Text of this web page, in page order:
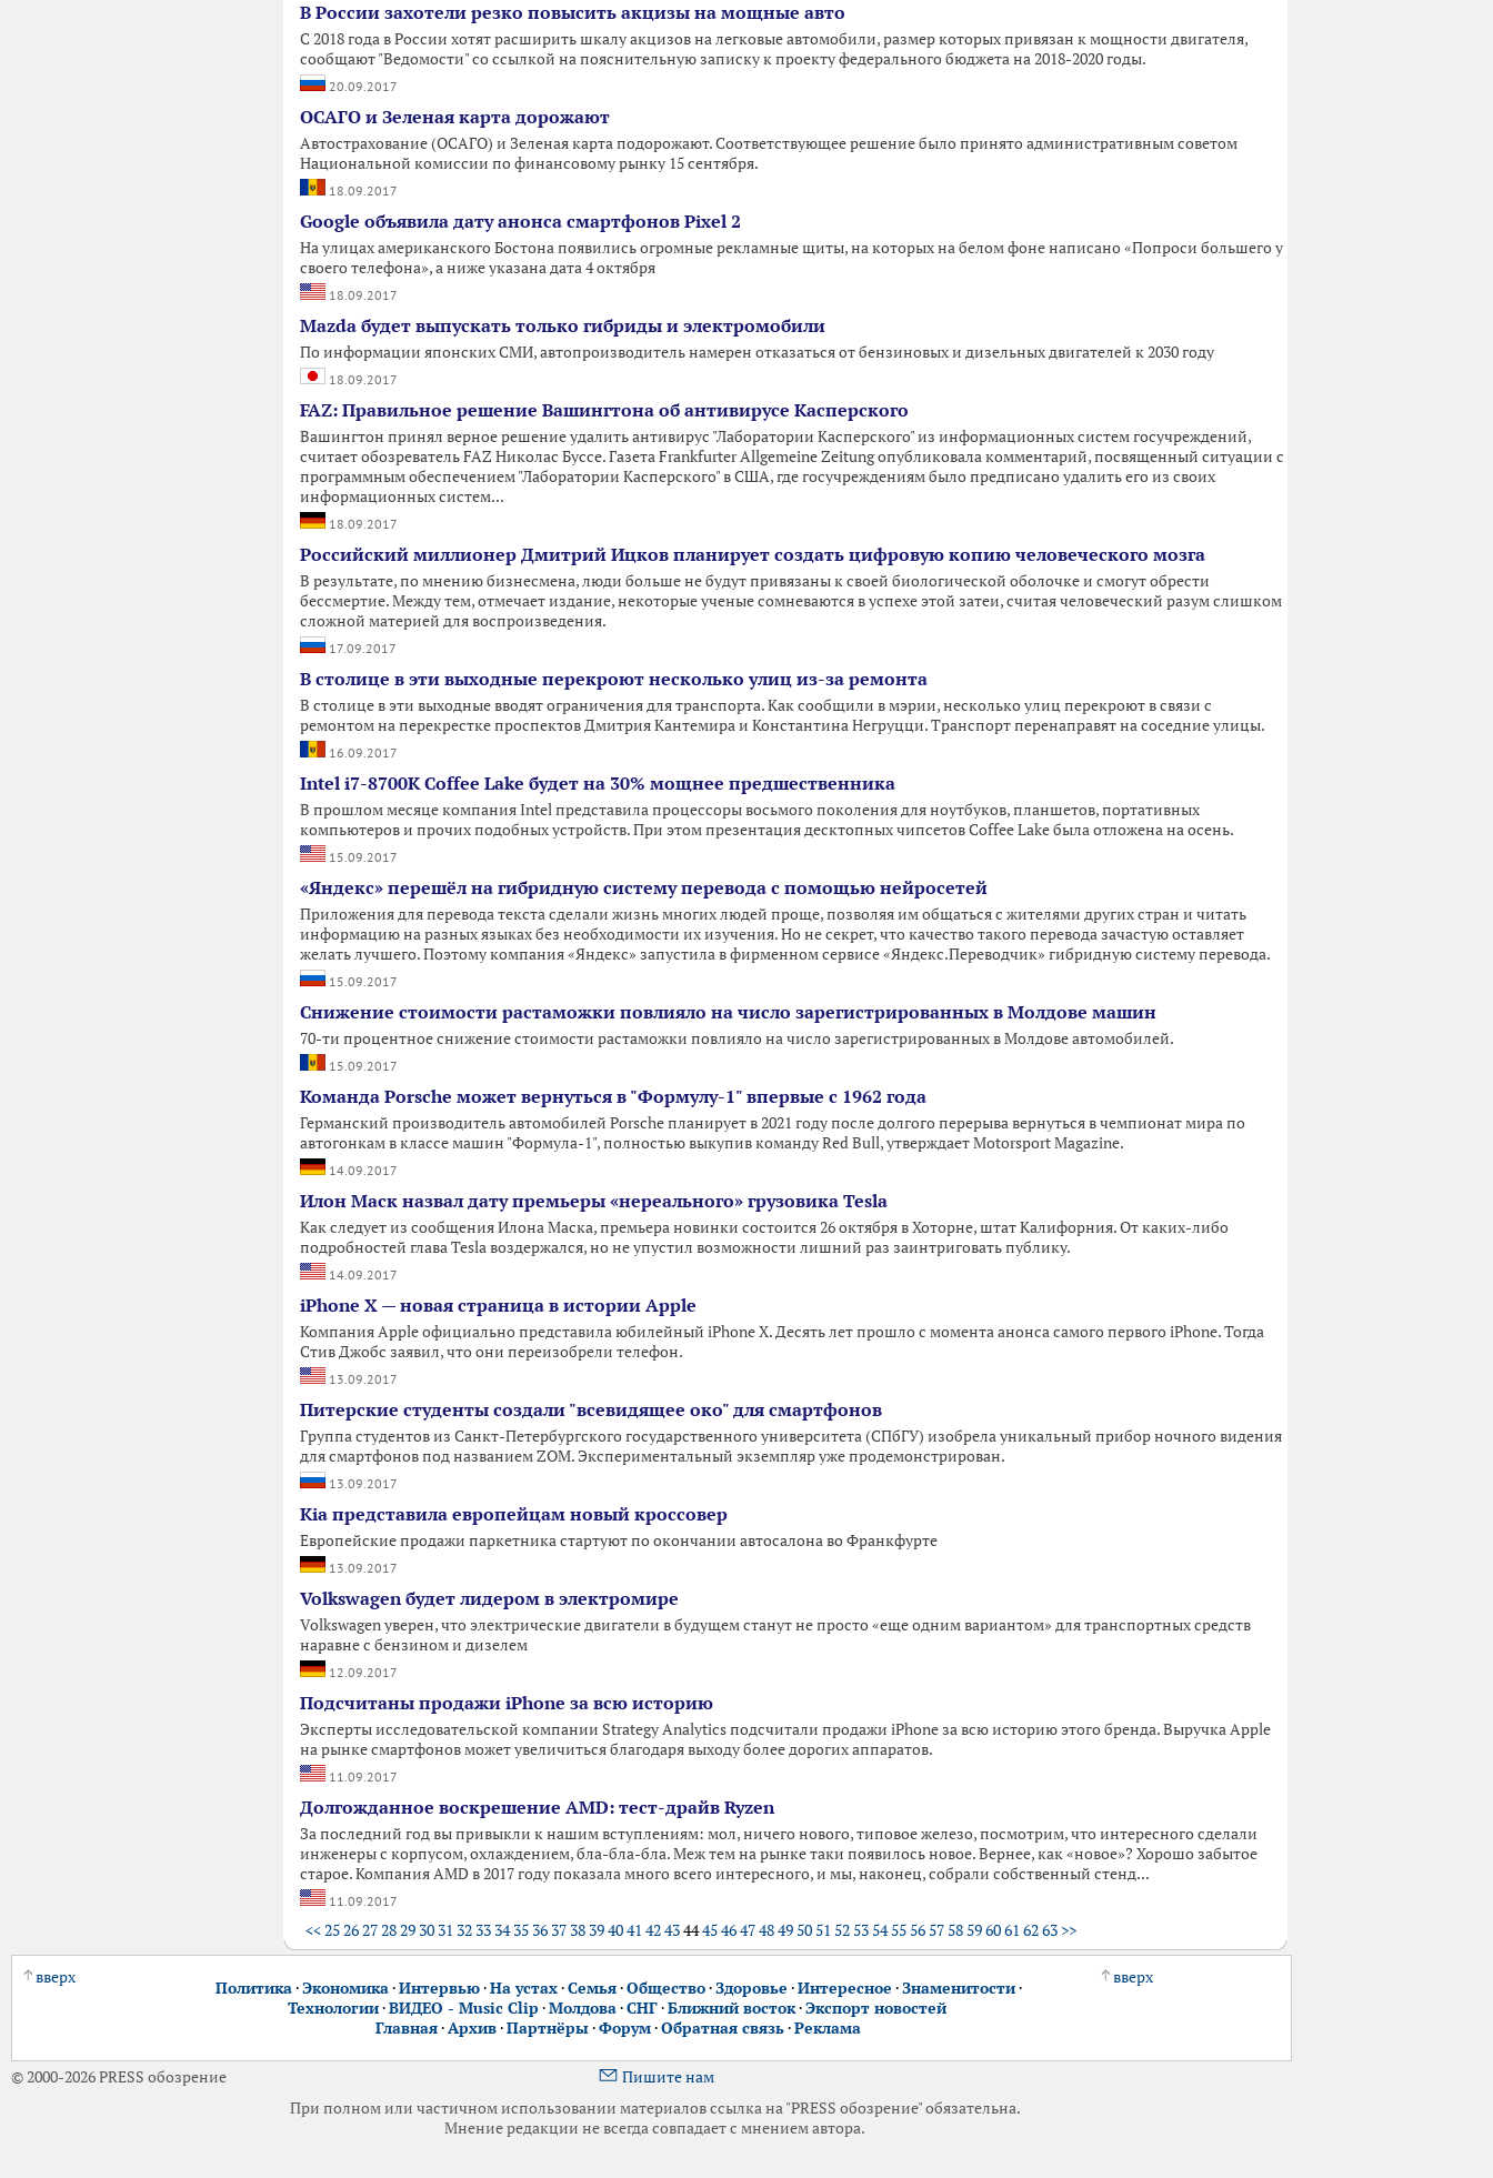
В России захотели резко повысить акцизы на мощные авто
С 2018 года в России хотят расширить шкалу акцизов на легковые автомобили, размер которых привязан к мощности двигателя,
сообщают "Ведомости" со ссылкой на пояснительную записку к проекту федерального бюджета на 2018-2020 годы.
20.09.2017
ОСАГО и Зеленая карта дорожают
Автострахование (ОСАГО) и Зеленая карта подорожают. Соответствующее решение было принято административным советом
Национальной комиссии по финансовому рынку 15 сентября.
18.09.2017
Google объявила дату анонса смартфонов Pixel 2
На улицах американского Бостона появились огромные рекламные щиты, на которых на белом фоне написано «Попроси большего у
своего телефона», а ниже указана дата 4 октября
18.09.2017
Mazda будет выпускать только гибриды и электромобили
По информации японских СМИ, автопроизводитель намерен отказаться от бензиновых и дизельных двигателей к 2030 году
18.09.2017
FAZ: Правильное решение Вашингтона об антивирусе Касперского
Вашингтон принял верное решение удалить антивирус "Лаборатории Касперского" из информационных систем госучреждений,
считает обозреватель FAZ Николас Буссе. Газета Frankfurter Allgemeine Zeitung опубликовала комментарий, посвященный ситуации с
программным обеспечением "Лаборатории Касперского" в США, где госучреждениям было предписано удалить его из своих
информационных систем...
18.09.2017
Российский миллионер Дмитрий Ицков планирует создать цифровую копию человеческого мозга
В результате, по мнению бизнесмена, люди больше не будут привязаны к своей биологической оболочке и смогут обрести
бессмертие. Между тем, отмечает издание, некоторые ученые сомневаются в успехе этой затеи, считая человеческий разум слишком
сложной материей для воспроизведения.
17.09.2017
В столице в эти выходные перекроют несколько улиц из-за ремонта
В столице в эти выходные вводят ограничения для транспорта. Как сообщили в мэрии, несколько улиц перекроют в связи с
ремонтом на перекрестке проспектов Дмитрия Кантемира и Константина Негруцци. Транспорт перенаправят на соседние улицы.
16.09.2017
Intel i7-8700K Coffee Lake будет на 30% мощнее предшественника
В прошлом месяце компания Intel представила процессоры восьмого поколения для ноутбуков, планшетов, портативных
компьютеров и прочих подобных устройств. При этом презентация десктопных чипсетов Coffee Lake была отложена на осень.
15.09.2017
«Яндекс» перешёл на гибридную систему перевода с помощью нейросетей
Приложения для перевода текста сделали жизнь многих людей проще, позволяя им общаться с жителями других стран и читать
информацию на разных языках без необходимости их изучения. Но не секрет, что качество такого перевода зачастую оставляет
желать лучшего. Поэтому компания «Яндекс» запустила в фирменном сервисе «Яндекс.Переводчик» гибридную систему перевода.
15.09.2017
Снижение стоимости растаможки повлияло на число зарегистрированных в Молдове машин
70-ти процентное снижение стоимости растаможки повлияло на число зарегистрированных в Молдове автомобилей.
15.09.2017
Команда Porsche может вернуться в "Формулу-1" впервые с 1962 года
Германский производитель автомобилей Porsche планирует в 2021 году после долгого перерыва вернуться в чемпионат мира по
автогонкам в классе машин "Формула-1", полностью выкупив команду Red Bull, утверждает Motorsport Magazine.
14.09.2017
Илон Маск назвал дату премьеры «нереального» грузовика Tesla
Как следует из сообщения Илона Маска, премьера новинки состоится 26 октября в Хоторне, штат Калифорния. От каких-либо
подробностей глава Tesla воздержался, но не упустил возможности лишний раз заинтриговать публику.
14.09.2017
iPhone X — новая страница в истории Apple
Компания Apple официально представила юбилейный iPhone X. Десять лет прошло с момента анонса самого первого iPhone. Тогда
Стив Джобс заявил, что они переизобрели телефон.
13.09.2017
Питерские студенты создали "всевидящее око" для смартфонов
Группа студентов из Санкт-Петербургского государственного университета (СПбГУ) изобрела уникальный прибор ночного видения
для смартфонов под названием ZOM. Экспериментальный экземпляр уже продемонстрирован.
13.09.2017
Kia представила европейцам новый кроссовер
Европейские продажи паркетника стартуют по окончании автосалона во Франкфурте
13.09.2017
Volkswagen будет лидером в электромире
Volkswagen уверен, что электрические двигатели в будущем станут не просто «еще одним вариантом» для транспортных средств
наравне с бензином и дизелем
12.09.2017
Подсчитаны продажи iPhone за всю историю
Эксперты исследовательской компании Strategy Analytics подсчитали продажи iPhone за всю историю этого бренда. Выручка Apple
на рынке смартфонов может увеличиться благодаря выходу более дорогих аппаратов.
11.09.2017
Долгожданное воскрешение AMD: тест-драйв Ryzen
За последний год вы привыкли к нашим вступлениям: мол, ничего нового, типовое железо, посмотрим, что интересного сделали
инженеры с корпусом, охлаждением, бла-бла-бла. Меж тем на рынке таки появилось новое. Вернее, как «новое»? Хорошо забытое
старое. Компания AMD в 2017 году показала много всего интересного, и мы, наконец, собрали собственный стенд...
11.09.2017
<<2526272829 30 31 32 33 34 35 36 37 38 394041 4243444546474849 50 51 52 53 54 55 56 57 58 596061 6263 >>
вверх
Политика·Экономика·Интервью·На устах·Семья·Общество·Здоровье ·Интересное ·Знаменитости·
Технологии·ВИДЕО - Music Clip ·Молдова·СНГ·Ближний восток·Экспорт новостей
Главная·Архив·Партнёры·Форум·Обратная связь·Реклама
вверх
© 2000-2026 PRESS обозрение
Пишите нам
При полном или частичном использовании материалов ссылка на "PRESS обозрение" обязательна.
Мнение редакции не всегда совпадает с мнением автора.